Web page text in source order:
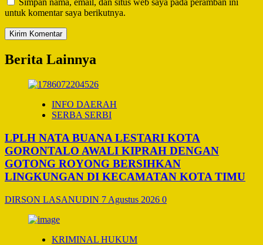
Simpan nama, email, dan situs web saya pada peramban ini
untuk komentar saya berikutnya.
Berita Lainnya
INFO DAERAH
SERBA SERBI
LPLH NATA BUANA LESTARI KOTA
GORONTALO AWALI KIPRAH DENGAN
GOTONG ROYONG BERSIHKAN
LINGKUNGAN DI KECAMATAN KOTA TIMU
DIRSON LASANUDIN 7 Agustus 2026 0
KRIMINAL HUKUM